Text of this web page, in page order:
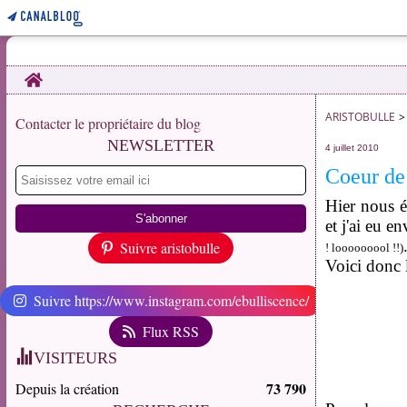
Home
Contacter le propriétaire du blog
NEWSLETTER
Suivre aristobulle
Suivre https://www.instagram.com/ebulliscence/
Flux RSS
VISITEURS
Depuis la création 73 790
ARISTOBULLE >
4 juillet 2010
Coeur
Hier nous
et j'ai eu
! looooooool !!).
Voici donc